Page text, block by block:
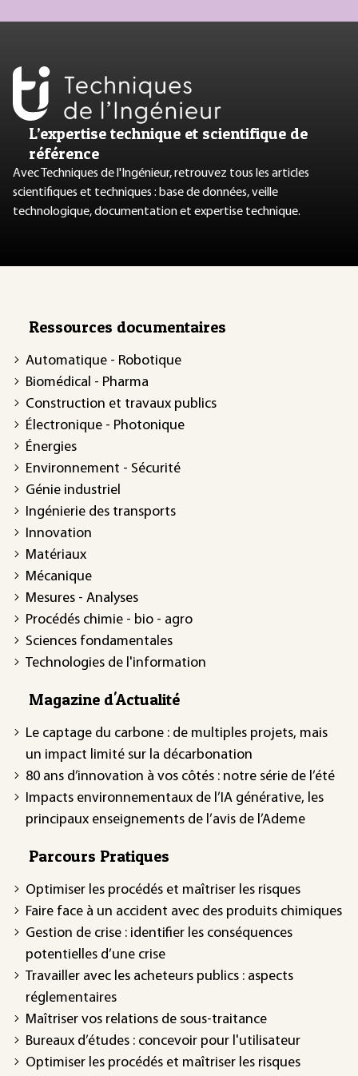
L’expertise technique et scientifique de
référence
Avec Techniques de l'Ingénieur, retrouvez tous les articles
scientifiques et techniques : base de données, veille
technologique, documentation et expertise technique.
Ressources documentaires
Automatique - Robotique
Biomédical - Pharma
Construction et travaux publics
Électronique - Photonique
Énergies
Environnement - Sécurité
Génie industriel
Ingénierie des transports
Innovation
Matériaux
Mécanique
Mesures - Analyses
Procédés chimie - bio - agro
Sciences fondamentales
Technologies de l'information
Magazine d'Actualité
Le captage du carbone : de multiples projets, mais
un impact limité sur la décarbonation
80 ans d’innovation à vos côtés : notre série de l’été
Impacts environnementaux de l’IA générative, les
principaux enseignements de l’avis de l’Ademe
Parcours Pratiques
Optimiser les procédés et maîtriser les risques
Faire face à un accident avec des produits chimiques
Gestion de crise : identifier les conséquences
potentielles d’une crise
Travailler avec les acheteurs publics : aspects
réglementaires
Maîtriser vos relations de sous-traitance
Bureaux d’études : concevoir pour l'utilisateur
Optimiser les procédés et maîtriser les risques